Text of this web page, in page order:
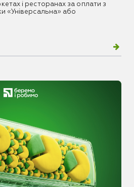
і ресторанах за оплати з
«Універсальна» або